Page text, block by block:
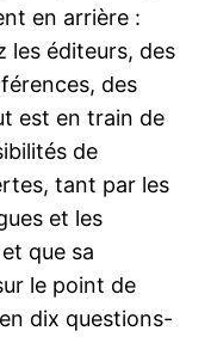
en arrière :
les éditeurs, des
des
est en train de
de
tant par les
et les
que sa
le point de
dix questions-